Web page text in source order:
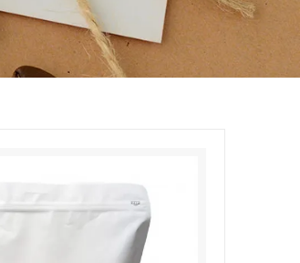
スペシャルティコーヒーとは
オーガニックコーヒーへのこだわ
(受付時間 9時〜18時)